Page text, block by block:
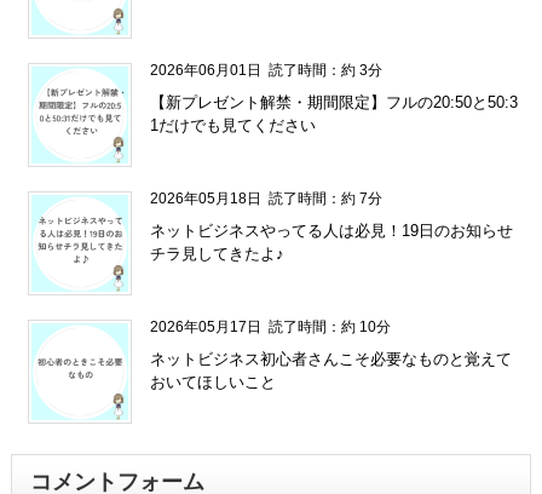
2026年06月01日 読了時間：約 3分
【新プレゼント解禁・期間限定】フルの20:50と50:3
1だけでも見てください
2026年05月18日 読了時間：約 7分
ネットビジネスやってる人は必見！19日のお知らせ
チラ見してきたよ♪
2026年05月17日 読了時間：約 10分
ネットビジネス初心者さんこそ必要なものと覚えて
おいてほしいこと
コメントフォーム